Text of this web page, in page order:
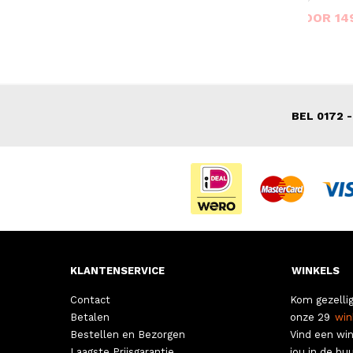
VOOR
BEL 0172
KLANTENSERVICE
Contact
Betalen
Bestellen en Bezorgen
WINKELS
Kom
onze 29
Vind een